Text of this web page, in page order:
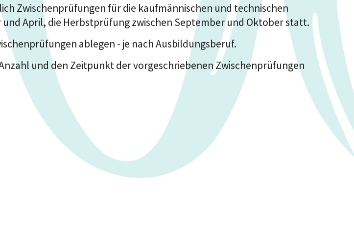
Zwischenprüfungen für die kaufmännischen und technischen
April, die Herbstprüfung zwischen September und Oktober statt.
ablegen - je nach Ausbildungsberuf.
und den Zeitpunkt der vorgeschriebenen Zwischenprüfungen